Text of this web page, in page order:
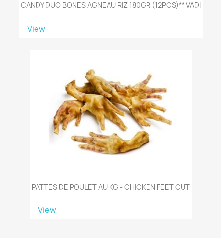
CANDY DUO BONES AGNEAU RIZ 180GR (12PCS)** VADI
View
PATTES DE POULET AU KG - CHICKEN FEET CUT
View